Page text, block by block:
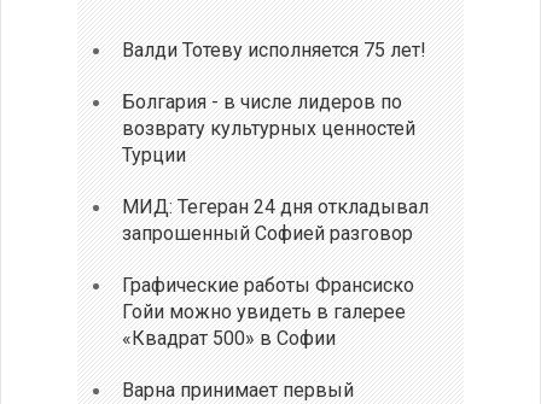
Валди Тотеву исполняется 75 лет!
Болгария - в числе лидеров по
возврату культурных ценностей
Турции
МИД: Тегеран 24 дня откладывал
запрошенный Софией разговор
Графические работы Франсиско
Гойи можно увидеть в галерее
«Квадрат 500» в Софии
Варна принимает первый